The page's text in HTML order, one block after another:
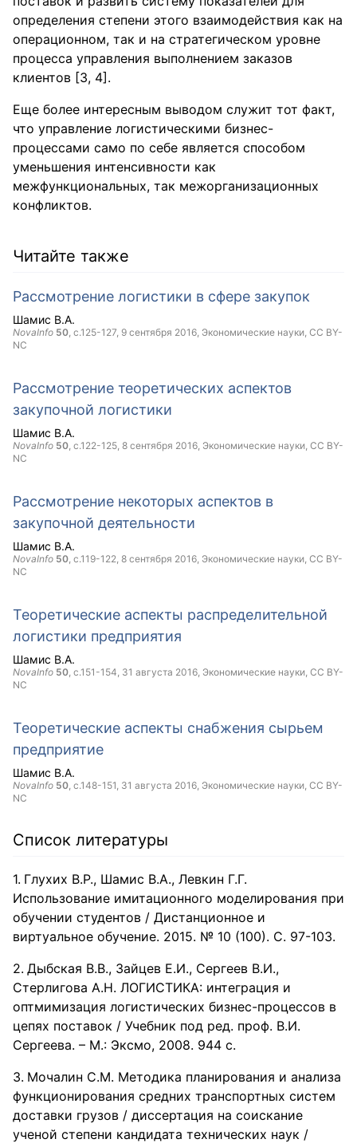
определения степени этого взаимодействия как на
операционном, так и на стратегическом уровне
процесса управления выполнением заказов
клиентов [3, 4].
Еще более интересным выводом служит тот факт,
что управление логистическими бизнес-
процессами само по себе является способом
уменьшения интенсивности как
межфункциональных, так межорганизационных
конфликтов.
Читайте также
Рассмотрение логистики в сфере закупок
Шамис В.А.
NovaInfo 50, с.125-127, 9 сентября 2016, Экономические науки, CC BY-
NC
Рассмотрение теоретических аспектов
закупочной логистики
Шамис В.А.
NovaInfo 50, с.122-125, 8 сентября 2016, Экономические науки, CC BY-
NC
Рассмотрение некоторых аспектов в
закупочной деятельности
Шамис В.А.
NovaInfo 50, с.119-122, 8 сентября 2016, Экономические науки, CC BY-
NC
Теоретические аспекты распределительной
логистики предприятия
Шамис В.А.
NovaInfo 50, с.151-154, 31 августа 2016, Экономические науки, CC BY-
NC
Теоретические аспекты снабжения сырьем
предприятие
Шамис В.А.
NovaInfo 50, с.148-151, 31 августа 2016, Экономические науки, CC BY-
NC
Список литературы
Глухих В.Р., Шамис В.А., Левкин Г.Г.
Использование имитационного моделирования при
обучении студентов / Дистанционное и
виртуальное обучение. 2015. № 10 (100). С. 97-103.
Дыбская В.В., Зайцев Е.И., Сергеев В.И.,
Стерлигова А.Н. ЛОГИСТИКА: интеграция и
оптмимизация логистических бизнес-процессов в
цепях поставок / Учебник под ред. проф. В.И.
Сергеева. – М.: Эксмо, 2008. 944 с.
Мочалин С.М. Методика планирования и анализа
функционирования средних транспортных систем
доставки грузов / диссертация на соискание
ученой степени кандидата технических наук /